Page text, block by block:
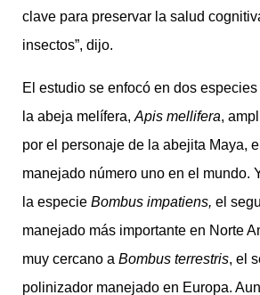
clave para preservar la salud
insectos”, dijo.
El estudio se enfocó en dos
la abeja melífera, Apis mellifera,
por el personaje de la abejita Maya,
manejado número uno en el mundo.
la especie Bombus impatiens, el
manejado más importante en Norte
muy cercano a Bombus terrestris, el
polinizador manejado en Europa.